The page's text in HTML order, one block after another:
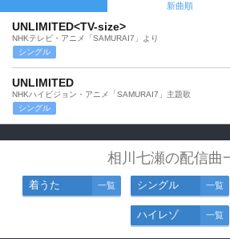
新曲順
UNLIMITED<TV-size>
NHKテレビ・アニメ「SAMURAI7」より
シングル
UNLIMITED
NHKハイビジョン・アニメ「SAMURAI7」主題歌
シングル
相川七瀬の配信曲
着うた 一覧 シングル 一覧
ハイレゾ 一覧